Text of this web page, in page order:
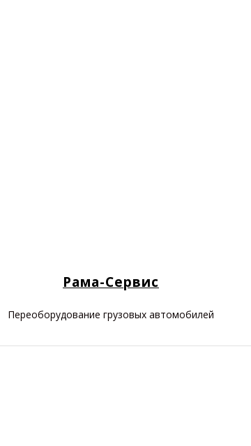
Рама-Сервис
Переоборудование грузовых автомобилей